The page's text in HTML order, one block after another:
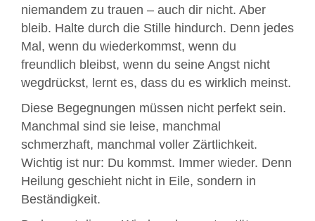
niemandem zu trauen – auch dir nicht. Aber
bleib. Halte durch die Stille hindurch. Denn jedes
Mal, wenn du wiederkommst, wenn du
freundlich bleibst, wenn du seine Angst nicht
wegdrückst, lernt es, dass du es wirklich meinst.
Diese Begegnungen müssen nicht perfekt sein.
Manchmal sind sie leise, manchmal
schmerzhaft, manchmal voller Zärtlichkeit.
Wichtig ist nur: Du kommst. Immer wieder. Denn
Heilung geschieht nicht in Eile, sondern in
Beständigkeit.